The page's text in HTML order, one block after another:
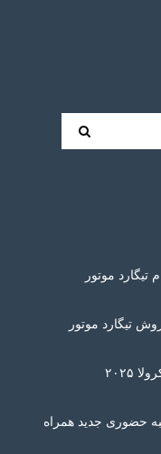
موتور
تیگارد موتور
حضوری جدید همراه